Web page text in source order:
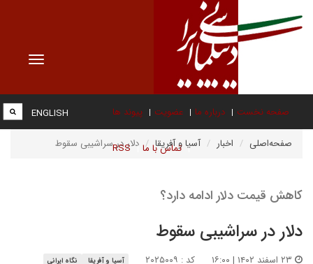
Toggle
صفحه نخست درباره ما عضویت پیوند ها
تماس با ما RSS
ENGLISH
صفحه‌اصلی اخبار آسیا و آفریقا دلار در سراشیبی سقوط
کاهش قیمت دلار ادامه دارد؟
دلار در سراشیبی سقوط
کد : ۲۰۲۵۰۰۹ آسیا و آفریقا نگاه ایرانی